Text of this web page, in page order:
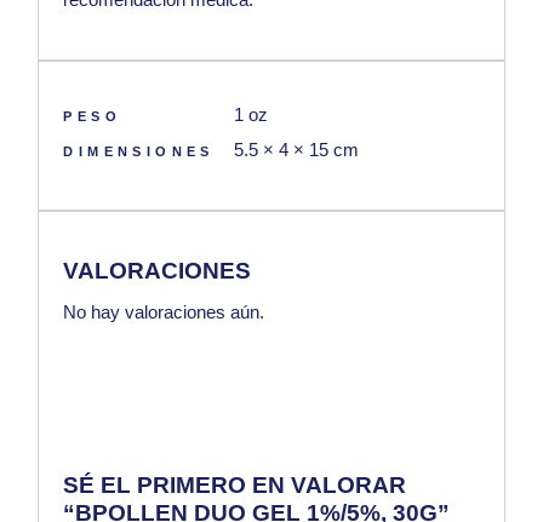
PESO 1 oz
DIMENSIONES 5.5 × 4 × 15 cm
VALORACIONES
No hay valoraciones aún.
SÉ EL PRIMERO EN VALORAR
“BPOLLEN DUO GEL 1%/5%, 30G”